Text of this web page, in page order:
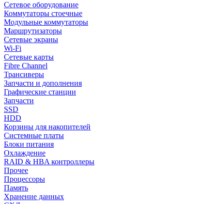
Сетевое оборудование
Коммутаторы стоечные
Модульные коммутаторы
Маршрутизаторы
Сетевые экраны
Wi-Fi
Сетевые карты
Fibre Channel
Трансиверы
Запчасти и дополнения
Графические станции
Запчасти
SSD
HDD
Корзины для накопителей
Системные платы
Блоки питания
Охлаждение
RAID & HBA контроллеры
Прочее
Процессоры
Память
Хранение данных